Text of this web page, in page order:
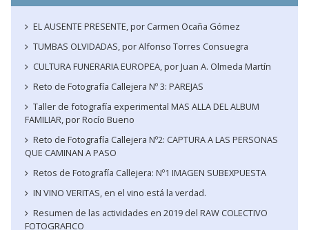
EL AUSENTE PRESENTE, por Carmen Ocaña Gómez
TUMBAS OLVIDADAS, por Alfonso Torres Consuegra
CULTURA FUNERARIA EUROPEA, por Juan A. Olmeda Martín
Reto de Fotografía Callejera Nº 3: PAREJAS
Taller de fotografía experimental MAS ALLA DEL ALBUM
FAMILIAR, por Rocío Bueno
Reto de Fotografía Callejera Nº2: CAPTURA A LAS PERSONAS
QUE CAMINAN A PASO
Retos de Fotografía Callejera: Nº1 IMAGEN SUBEXPUESTA
IN VINO VERITAS, en el vino está la verdad.
Resumen de las actividades en 2019 del RAW COLECTIVO
FOTOGRAFICO